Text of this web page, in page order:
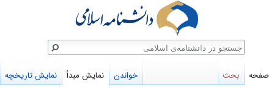
صفحه بحث خواندن نمایش مبدأ نمایش تاریخچه
جستجو